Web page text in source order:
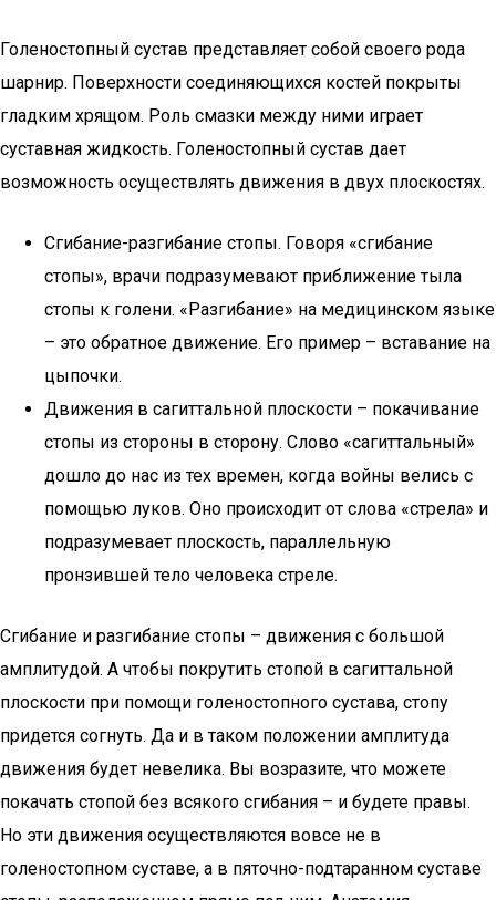
Голеностопный сустав представляет собой своего рода
шарнир. Поверхности соединяющихся костей покрыты
гладким хрящом. Роль смазки между ними играет
суставная жидкость. Голеностопный сустав дает
возможность осуществлять движения в двух плоскостях.
Сгибание-разгибание стопы. Говоря «сгибание
стопы», врачи подразумевают приближение тыла
стопы к голени. «Разгибание» на медицинском языке
– это обратное движение. Его пример – вставание на
цыпочки.
Движения в сагиттальной плоскости – покачивание
стопы из стороны в сторону. Слово «сагиттальный»
дошло до нас из тех времен, когда войны велись с
помощью луков. Оно происходит от слова «стрела» и
подразумевает плоскость, параллельную
пронзившей тело человека стреле.
Сгибание и разгибание стопы – движения с большой
амплитудой. А чтобы покрутить стопой в сагиттальной
плоскости при помощи голеностопного сустава, стопу
придется согнуть. Да и в таком положении амплитуда
движения будет невелика. Вы возразите, что можете
покачать стопой без всякого сгибания – и будете правы.
Но эти движения осуществляются вовсе не в
голеностопном суставе, а в пяточно-подтаранном суставе